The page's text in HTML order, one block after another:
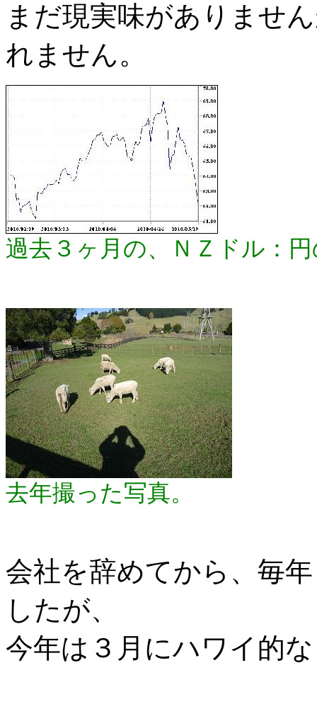
まだ現実味がありませ
れません。
過去３ヶ月の、ＮＺドル：
去年撮った写真。
会社を辞めてから、毎
したが、
今年は３月にハワイ的